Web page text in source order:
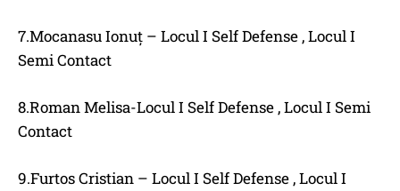
7.Mocanasu Ionuț – Locul I Self Defense , Locul I
Semi Contact
8.Roman Melisa-Locul I Self Defense , Locul I Semi
Contact
9.Furtos Cristian – Locul I Self Defense , Locul I